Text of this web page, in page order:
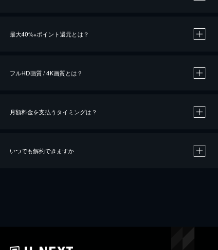
最大40%※ポイント還元とは？
※40％ポイント還元の対象は、クレジットカード決済による作品の購入 / レンタルです。
iOSアプリのUコイン決済による作品の購入 / レンタルは、20％のポイント還元です。
フルHD画質 / 4K画質とは？
月額料金を支払うタイミングは？
いつでも解約できますか